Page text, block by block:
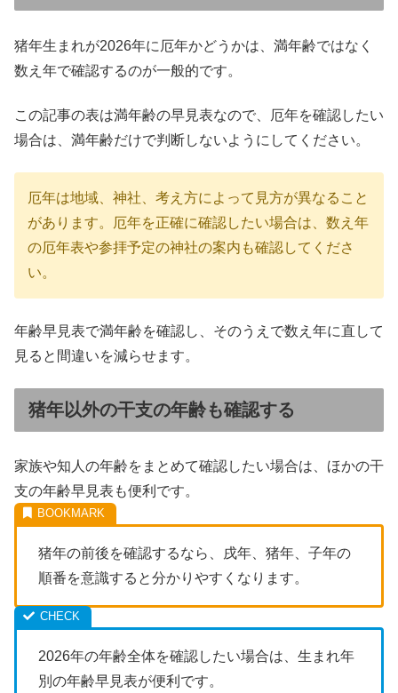
猪年生まれが2026年に厄年かどうかは、満年齢ではなく
数え年で確認するのが一般的です。
この記事の表は満年齢の早見表なので、厄年を確認したい
場合は、満年齢だけで判断しないようにしてください。
厄年は地域、神社、考え方によって見方が異なること
があります。厄年を正確に確認したい場合は、数え年
の厄年表や参拝予定の神社の案内も確認してくださ
い。
年齢早見表で満年齢を確認し、そのうえで数え年に直して
見ると間違いを減らせます。
猪年以外の干支の年齢も確認する
家族や知人の年齢をまとめて確認したい場合は、ほかの干
支の年齢早見表も便利です。
猪年の前後を確認するなら、戌年、猪年、子年の
順番を意識すると分かりやすくなります。
2026年の年齢全体を確認したい場合は、生まれ年
別の年齢早見表が便利です。